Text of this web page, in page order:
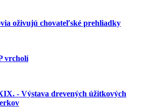
oživujú chovateľské prehliadky
vrcholí
- Výstava drevených úžitkových